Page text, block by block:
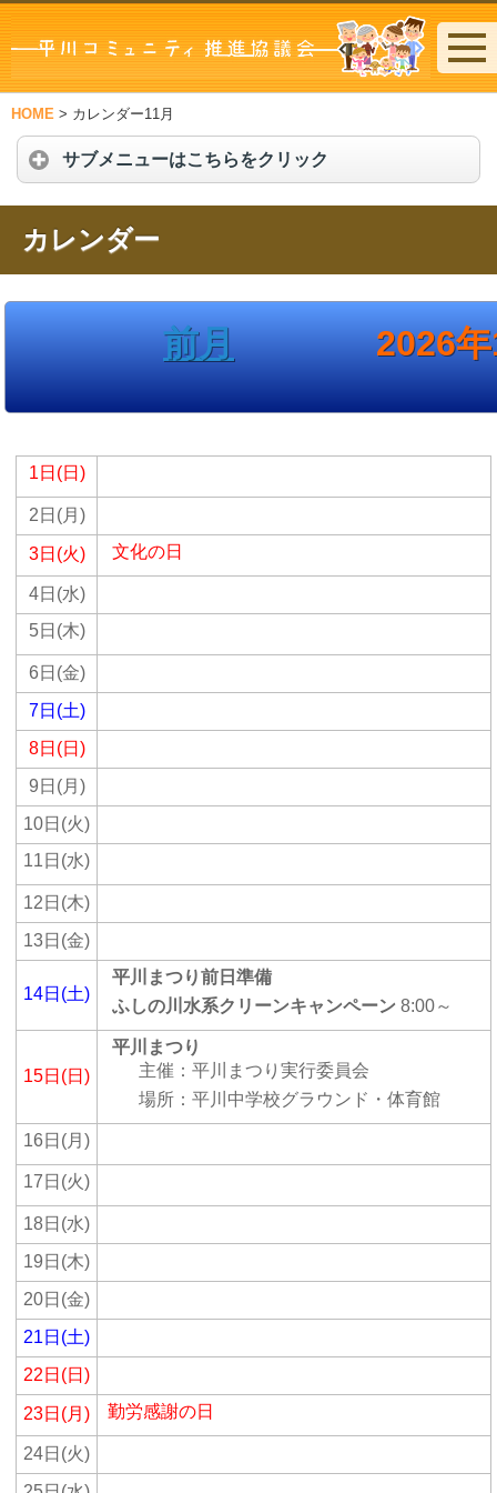
HOME > カレンダー11月
サブメニューはこちらをクリック
カレンダー
前月 2026
1日(日)
2日(月)
3日(火) 文化の日
4日(水)
5日(木)
6日(金)
7日(土)
8日(日)
9日(月)
10日(火)
11日(水)
12日(木)
13日(金)
14日(土)
平川まつり前日準備
ふしの川水系クリーンキャンペーン 8:00～
15日(日)
平川まつり
主催：平川まつり実行委員会
場所：平川中学校グラウンド・体育館
16日(月)
17日(火)
18日(水)
19日(木)
20日(金)
21日(土)
22日(日)
23日(月) 勤労感謝の日
24日(火)